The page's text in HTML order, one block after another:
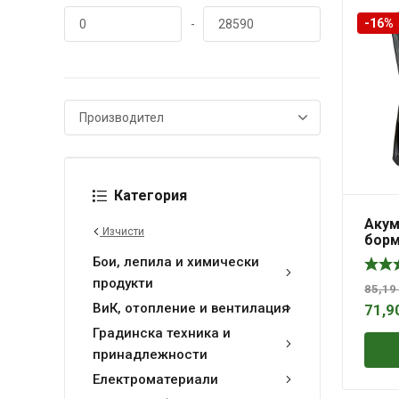
-
Категория
Изчисти
Бои, лепила и химически
продукти
ВиК, отопление и вентилация
Градинска техника и
принадлежности
Електроматериали
-16%
BAT,
85,19